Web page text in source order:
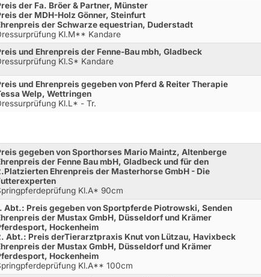
der Fa. Bröer & Partner, Münster
der MDH-Holz Gönner, Steinfurt
der Schwarze equestrian, Duderstadt
Kl.M** Kandare
und Ehrenpreis der Fenne-Bau mbh, Gladbeck
Kl.S* Kandare
und Ehrenpreis gegeben von Pferd & Reiter Therapie
Welp, Wettringen
Kl.L* - Tr.
gegeben von Sporthorses Mario Maintz, Altenberge
der Fenne Bau mbH, Gladbeck und für den
Ehrenpreis der Masterhorse GmbH - Die
Kl.A* 90cm
Abt.: Preis gegeben von Sportpferde Piotrowski, Senden
der Mustax GmbH, Düsseldorf und Krämer
Hockenheim
Abt.: Preis derTierarztpraxis Knut von Lützau, Havixbeck
der Mustax GmbH, Düsseldorf und Krämer
Hockenheim
Kl.A** 100cm